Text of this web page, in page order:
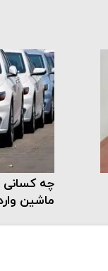
چه کسانی
ماشین